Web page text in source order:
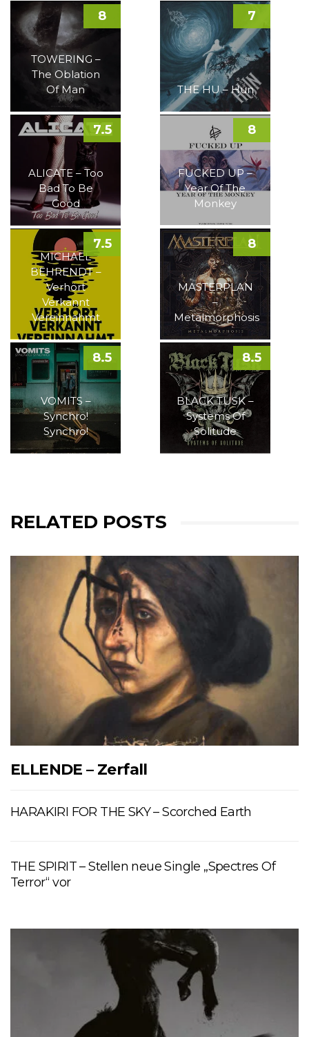
TOWERING –
The Oblation
Of Man
8
THE HU – Hun
7
ALICATE – Too
Bad To Be
Good
7.5
FUCKED UP –
Year Of The
Monkey
8
MICHAEL
BEHRENDT –
Verhört
Verkannt
Vereinnahmt
7.5
MASTERPLAN
–
Metalmorphosis
8
VOMITS –
Synchro!
Synchro!
8.5
BLACK TUSK –
Systems Of
Solitude
8.5
RELATED POSTS
ELLENDE – Zerfall
HARAKIRI FOR THE SKY – Scorched Earth
THE SPIRIT – Stellen neue Single „Spectres Of
Terror“ vor